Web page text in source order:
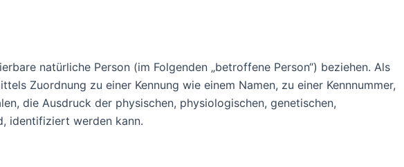
natürliche Person (im Folgenden „betroffene Person“) beziehen. Als
Zuordnung zu einer Kennung wie einem Namen, zu einer Kennnummer,
die Ausdruck der physischen, physiologischen, genetischen,
identifiziert werden kann.